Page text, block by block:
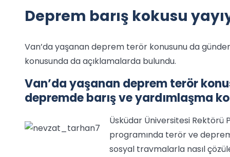
Deprem barış kokusu
Van’da yaşanan deprem terör konusunu da
konusunda da açıklamalarda bulundu.
Van’da yaşanan deprem terör
depremde barış ve yardımlaşma
Üsküdar Üniversitesi Rektörü
programında terör ve
sosyal travmalarla nasıl